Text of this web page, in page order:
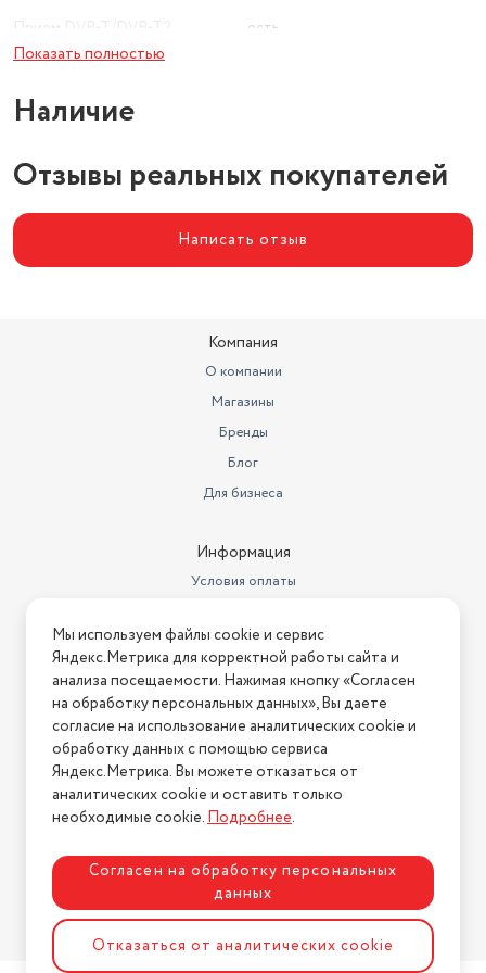
есть
Показать полностью
Наличие
Отзывы реальных покупателей
Написать отзыв
Компания
О компании
Магазины
Бренды
Блог
Для бизнеса
Информация
Условия оплаты
Условия возврата
Нашли ошибку на сайте? Напишите нам
2026 © Интернет-магазин "АстМаркет". У нас есть всё!
Политика конфиденциальности
Разработка сайтаASTDESIGN
Мы используем файлы cookie и сервис
Яндекс.Метрика для корректной работы сайта и
анализа посещаемости. Нажимая кнопку «Согласен
на обработку персональных данных», Вы даете
согласие на использование аналитических cookie и
обработку данных с помощью сервиса
Яндекс.Метрика. Вы можете отказаться от
аналитических cookie и оставить только
необходимые cookie.Подробнее.
Согласен на обработку персональных
данных
Отказаться от аналитических cookie